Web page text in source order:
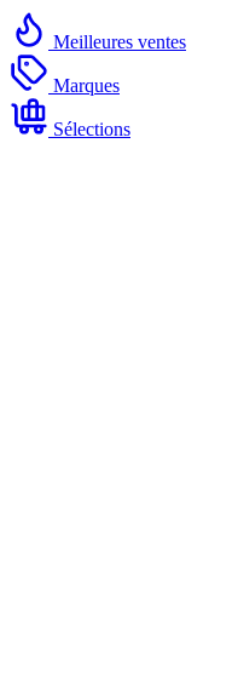
Meilleures ventes
Marques
Sélections